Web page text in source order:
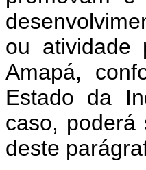
ou atividade
Amapá,
Estado da
caso, poderá
deste